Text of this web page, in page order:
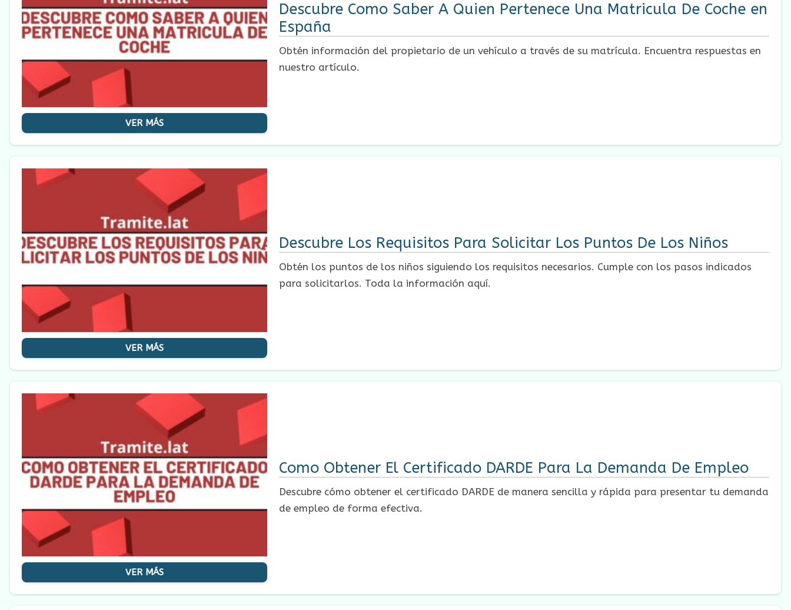
VER MÁS
Descubre Como Saber A Quien Pertenece Una Matricula De Coche en
España
Obtén información del propietario de un vehículo a través de su matrícula. Encuentra respuestas en
nuestro artículo.
VER MÁS
Descubre Los Requisitos Para Solicitar Los Puntos De Los Niños
Obtén los puntos de los niños siguiendo los requisitos necesarios. Cumple con los pasos indicados
para solicitarlos. Toda la información aquí.
VER MÁS
Como Obtener El Certificado DARDE Para La Demanda De Empleo
Descubre cómo obtener el certificado DARDE de manera sencilla y rápida para presentar tu demanda
de empleo de forma efectiva.